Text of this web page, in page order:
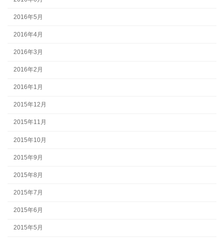
2016年5月
2016年4月
2016年3月
2016年2月
2016年1月
2015年12月
2015年11月
2015年10月
2015年9月
2015年8月
2015年7月
2015年6月
2015年5月